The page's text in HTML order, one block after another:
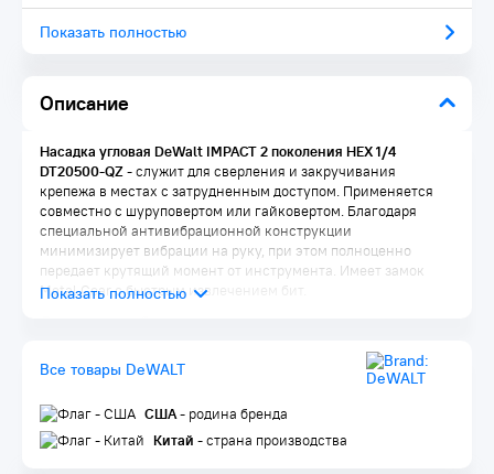
Описание
Показать полностью
Насадка угловая DeWalt IMPACT 2 поколения HEX 1/4
DT20500-QZ- служит для сверления и закручивания
крепежа в местах с затрудненным доступом. Применяется
совместно с шуруповертом или гайковертом. Благодаря
специальной антивибрационной конструкции
минимизирует вибрации на руку, при этом полноценно
передает крутящий момент от инструмента. Имеет замок
Metal Gear с быстрым извлечением бит.
характеристиках товара.
Насадка 1 шт.
Упаковка 1 шт.
Все товары DeWALT
США- родина бренда
Китай - страна производства